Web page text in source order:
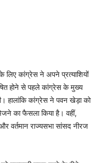
लिए कांग्रेस ने अपने प्रत्याशियों
होने से पहले कांग्रेस के मुख्य
हालांकि कांग्रेस ने पवन खेड़ा को
का फैसला किया है। वहीं,
वर्तमान राज्यसभा सांसद नीरज